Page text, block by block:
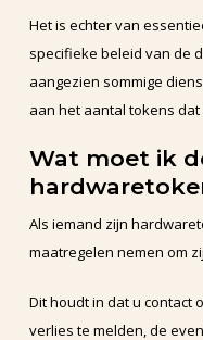
Het is echter van
specifieke beleid van de
aangezien sommige
aan het aantal tokens
Wat moet ik
Als iemand zijn
maatregelen nemen om
Dit houdt in dat u contact
verlies te melden, de